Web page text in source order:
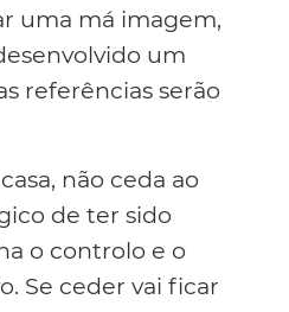
uma má imagem,
um
referências serão
não ceda ao
de ter sido
o controlo e o
Se ceder vai ficar